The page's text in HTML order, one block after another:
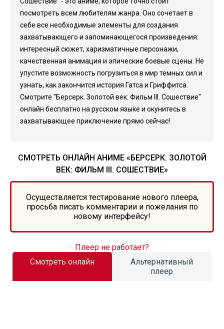
посмотреть всем любителям жанра. Оно сочетает в
себе все необходимые элементы для создания
захватывающего и запоминающегося произведения:
интересный сюжет, харизматичные персонажи,
качественная анимация и эпические боевые сцены. Не
упустите возможность погрузиться в мир темных сил и
узнать, как закончится история Гатса и Гриффитса.
Смотрите "Берсерк. Золотой век: Фильм III. Сошествие"
онлайн бесплатно на русском языке и окунитесь в
захватывающее приключение прямо сейчас!
СМОТРЕТЬ ОНЛАЙН АНИМЕ «БЕРСЕРК. ЗОЛОТОЙ
ВЕК: ФИЛЬМ III. СОШЕСТВИЕ»
Осуществляется тестирование нового плеера,
просьба писать комментарии и пожелания по
новому интерфейсу!
Смотреть онлайн
Альтернативный
плеер
Плеер не работает?